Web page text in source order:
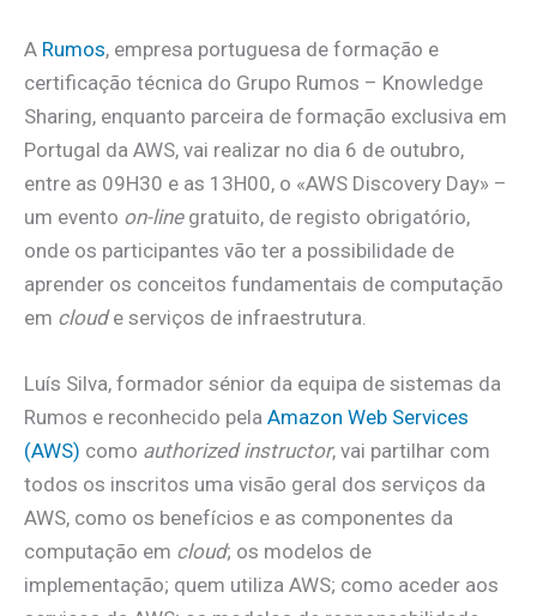
A Rumos, empresa portuguesa de formação e
certificação técnica do Grupo Rumos – Knowledge
Sharing, enquanto parceira de formação exclusiva em
Portugal da AWS, vai realizar no dia 6 de outubro,
entre as 09H30 e as 13H00, o «AWS Discovery Day» –
um evento on-linegratuito, de registo obrigatório,
onde os participantes vão ter a possibilidade de
aprender os conceitos fundamentais de computação
em cloude serviços de infraestrutura.
Luís Silva, formador sénior da equipa de sistemas da
Rumos e reconhecido pela Amazon Web Services
(AWS) como authorized instructor, vai partilhar com
todos os inscritos uma visão geral dos serviços da
AWS, como os benefícios e as componentes da
computação em cloud; os modelos de
implementação; quem utiliza AWS; como aceder aos